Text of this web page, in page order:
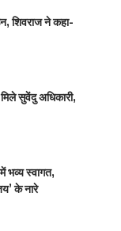
शिवराज ने कहा-
सुवेंदु अधिकारी,
भव्य स्वागत,
के नारे